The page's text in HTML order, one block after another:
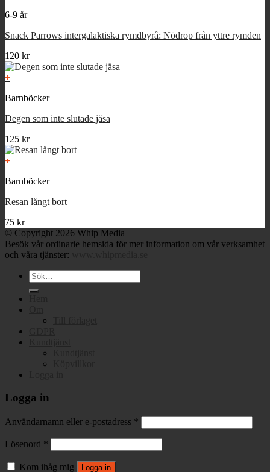
6-9 år
Snack Parrows intergalaktiska rymdbyrå: Nödrop från yttre rymden
120 kr
+
Barnböcker
Degen som inte slutade jäsa
125 kr
+
Barnböcker
Resan långt bort
75 kr
© Copyright 2026 Whip Media
Besök vår ordinarie hemsida för mer information om vår verksamhet
och våra tjänster:
Sök
efter:
Logga in
Användarnamn eller e-postadress *
Lösenord *
Kom ihåg mig Logga in